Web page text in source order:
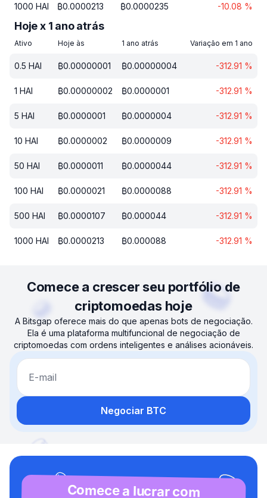
1000 HAI ₿0.0000213 ₿0.0000235 -10.08 %
Hoje x 1 ano atrás
Ativo Hoje às 1 ano atrás Variação em 1 ano
0.5 HAI ₿0.00000001 ₿0.00000004 -312.91 %
1 HAI ₿0.00000002 ₿0.0000001 -312.91 %
5 HAI ₿0.0000001 ₿0.0000004 -312.91 %
10 HAI ₿0.0000002 ₿0.0000009 -312.91 %
50 HAI ₿0.0000011 ₿0.0000044 -312.91 %
100 HAI ₿0.0000021 ₿0.0000088 -312.91 %
500 HAI ₿0.0000107 ₿0.000044 -312.91 %
1000 HAI ₿0.0000213 ₿0.000088 -312.91 %
Comece a crescer seu portfólio de
criptomoedas hoje
A Bitsgap oferece mais do que apenas bots de negociação.
Ela é uma plataforma multifuncional de negociação de
criptomoedas com ordens inteligentes e análises acionáveis.
E-mail
Negociar BTC
Comece a lucrar com